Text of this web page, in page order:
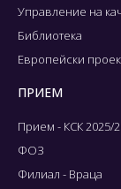
Управление на
Библиотека
Европейски
ПРИЕМ
Прием - КСК 2025/
ФОЗ
Филиал - Враца